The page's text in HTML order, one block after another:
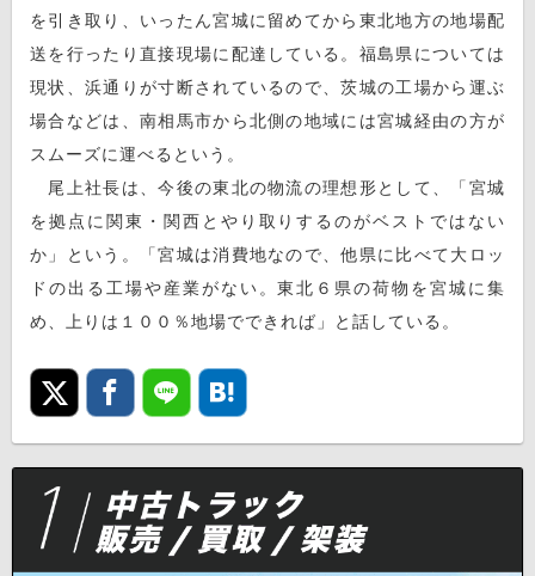
を引き取り、いったん宮城に留めてから東北地方の地場配
送を行ったり直接現場に配達している。福島県については
現状、浜通りが寸断されているので、茨城の工場から運ぶ
場合などは、南相馬市から北側の地域には宮城経由の方が
スムーズに運べるという。
尾上社長は、今後の東北の物流の理想形として、「宮城
を拠点に関東・関西とやり取りするのがベストではない
か」という。「宮城は消費地なので、他県に比べて大ロッ
ドの出る工場や産業がない。東北６県の荷物を宮城に集
め、上りは１００％地場でできれば」と話している。